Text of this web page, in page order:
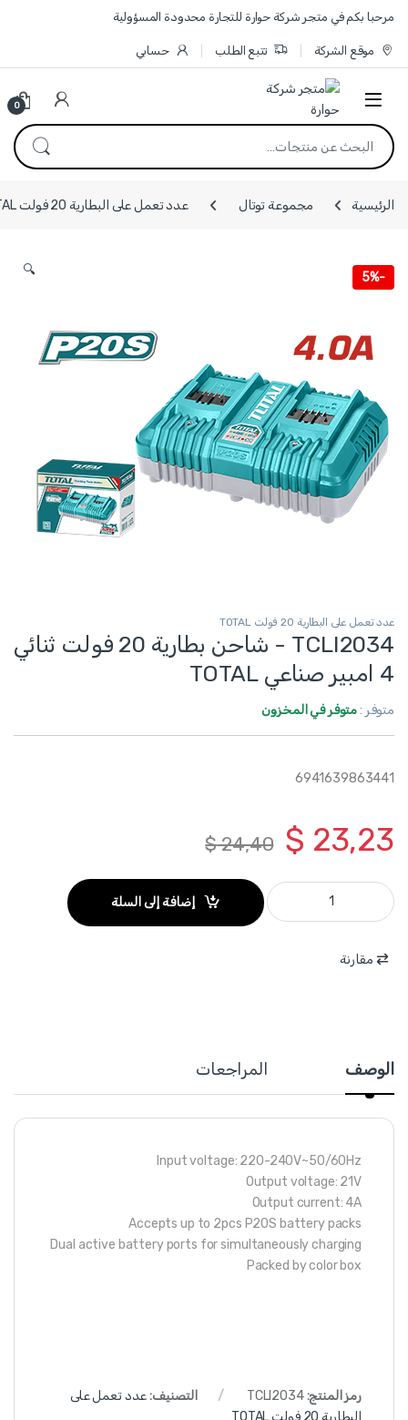
Skip to navigation
Skip to content
مرحبا بكم في متجر شركة حوارة للتجارة محدودة المسؤولية
موقع الشركة تتبع الطلب حسابي
0
البحث عن:
الرئيسية مجموعة توتال عدد تعمل على البطارية 20 فولت TOTAL
-
5%
🔍
عدد تعمل على البطارية 20 فولت TOTAL
TCLI2034 - شاحن بطارية 20 فولت ثنائي
4 امبير صناعي TOTAL
متوفر :متوفر في المخزون
6941639863441
$ 23,23
$24,40
TCLI2034 - شاحن بطارية 20 فولت ثنائي 4 امبير صناعي TOTAL quantity
إضافة إلى السلة
مقارنة
الوصف المراجعات
Input voltage: 220-240V~50/60Hz
Output voltage: 21V
Output current: 4A
Accepts up to 2pcs P20S battery packs
Dual active battery ports for simultaneously charging
Packed by color box
رمز المنتج:TCLI2034 التصنيف:عدد تعمل على
البطارية 20 فولت TOTAL